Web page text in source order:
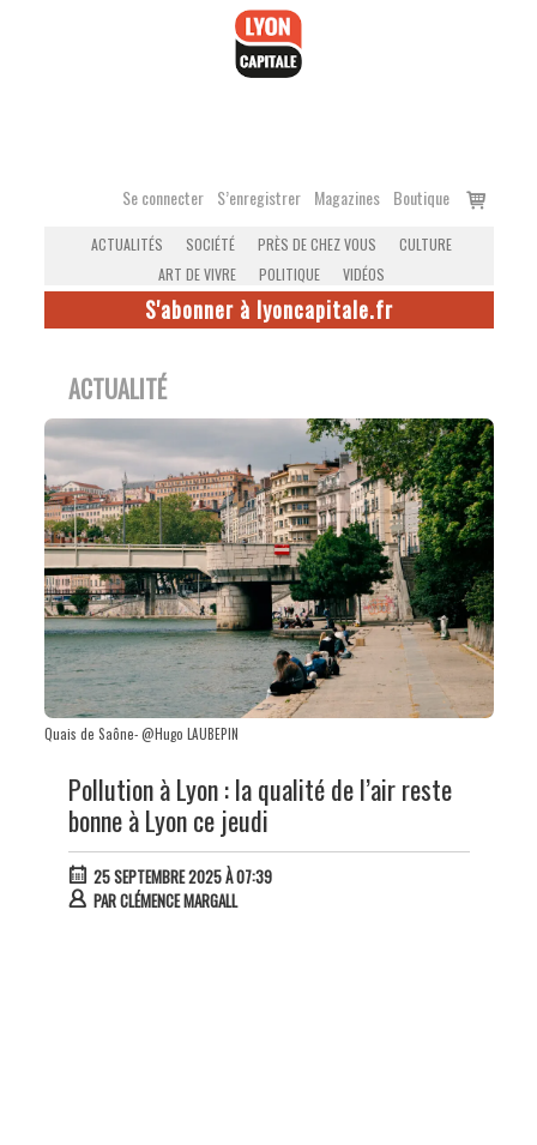
Se connecter S’enregistrer Magazines Boutique
Voir
ACTUALITÉS SOCIÉTÉ PRÈS DE CHEZ VOUS
CULTURE
ART DE VIVRE
POLITIQUE VIDÉOS
S'abonner à lyoncapitale.fr
ACTUALITÉ
Quais de Saône- @Hugo LAUBEPIN
Pollution à Lyon : la qualité de l’air reste
bonne à Lyon ce jeudi
25 SEPTEMBRE 2025 À 07:39
PARCLÉMENCE MARGALL